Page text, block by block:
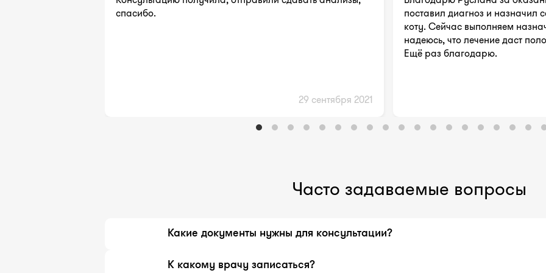
спасибо.
29 сентября 2021
поставил диагноз и назначил
коту. Сейчас выполняем
надеюсь, что лечение даст
Ещё раз благодарю.
Часто задаваемые вопросы
Какие документы нужны для консультации?
хирургическими операциями, сведения о сопутствующих заболеваниях, перечень
К какому врачу записаться?